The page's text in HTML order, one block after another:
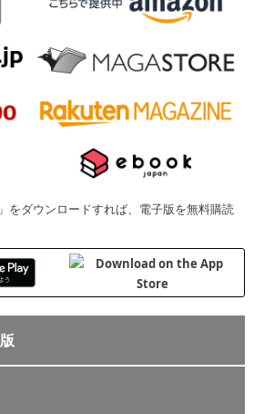
をダウンロードすれば、電子版を無料購読